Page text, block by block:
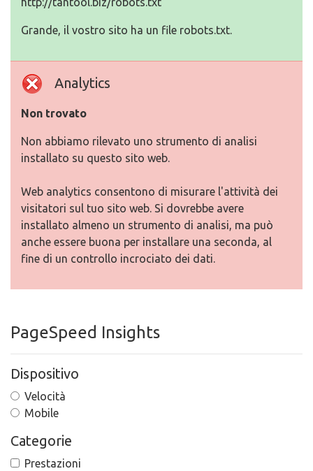
Grande, il vostro sito ha un file robots.txt.
Analytics
Non trovato
Non abbiamo rilevato uno strumento di analisi
installato su questo sito web.
Web analytics consentono di misurare l'attività dei
visitatori sul tuo sito web. Si dovrebbe avere
installato almeno un strumento di analisi, ma può
anche essere buona per installare una seconda, al
fine di un controllo incrociato dei dati.
PageSpeed Insights
Dispositivo
Velocità
Mobile
Categorie
Prestazioni